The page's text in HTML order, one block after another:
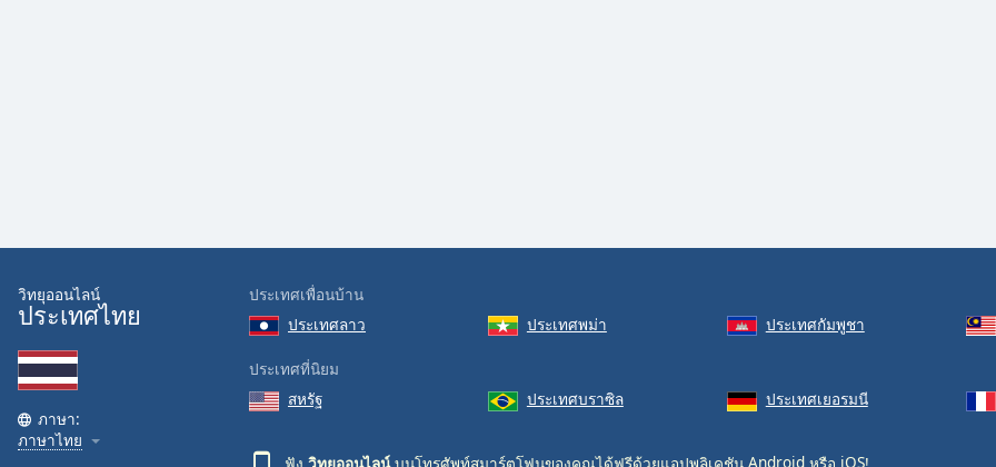
วิทยุออนไลน์
ประเทศไทย
ภาษา:
ภาษาไทย
ประเทศเพื่อนบ้าน
ประเทศลาว
ประเทศพม่า ประเทศกัมพูชา
ประเทศที่นิยม
สหรัฐ
ประเทศบราซิล ประเทศเยอรมนี
ฟัง วิทยุออนไลน์บนโทรศัพท์สมาร์ตโฟนของคุณได้ฟรีด้วยแอปพลิเคชัน Android หรือ iOS!